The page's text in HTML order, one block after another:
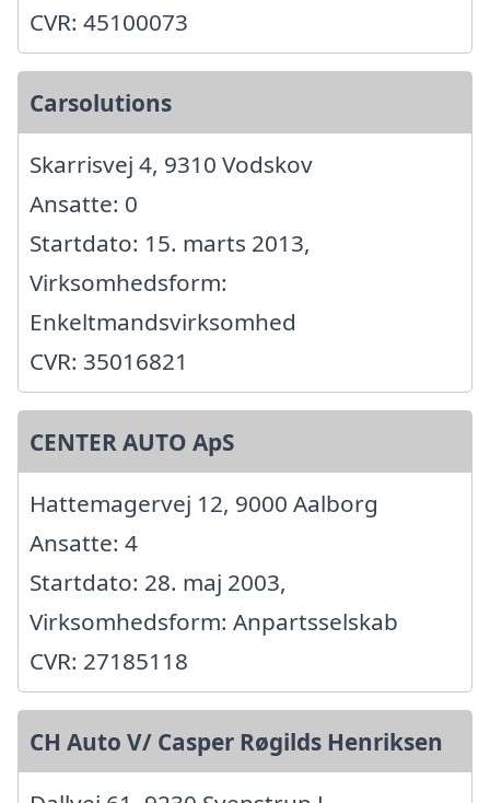
CVR: 45100073
Carsolutions
Skarrisvej 4, 9310 Vodskov
Ansatte: 0
Startdato: 15. marts 2013,
Virksomhedsform:
Enkeltmandsvirksomhed
CVR: 35016821
CENTER AUTO ApS
Hattemagervej 12, 9000 Aalborg
Ansatte: 4
Startdato: 28. maj 2003,
Virksomhedsform: Anpartsselskab
CVR: 27185118
CH Auto V/ Casper Røgilds Henriksen